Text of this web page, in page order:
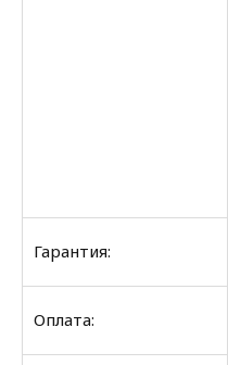
Гарантия:
Оплата: